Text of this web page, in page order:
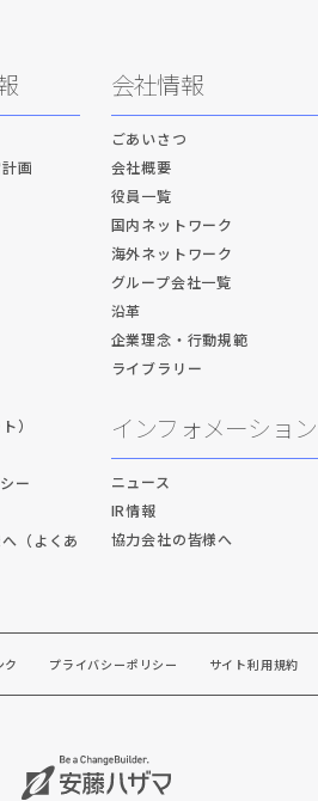
画
）
ー
（よくあ
会社情報
ごあいさつ
会社概要
役員一覧
国内ネットワーク
海外ネットワーク
グループ会社一覧
沿革
企業理念・行動規範
ライブラリー
インフォメーション
ニュース
IR情報
協力会社の皆様へ
ク プライバシーポリシー サイト利用規約